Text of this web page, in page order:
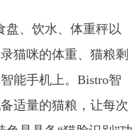
盘、饮水、体重秤以
猫咪的体重、猫粮剩
能手机上。Bistro智
适量的猫粮，让每次